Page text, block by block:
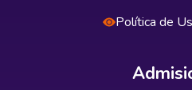
Política de